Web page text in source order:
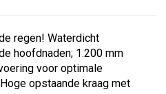
regen! Waterdicht
hoofdnaden; 1.200 mm
voor optimale
opstaande kraag met